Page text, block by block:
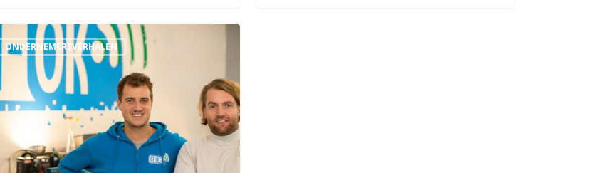
ONDERNEMERSVERHALEN